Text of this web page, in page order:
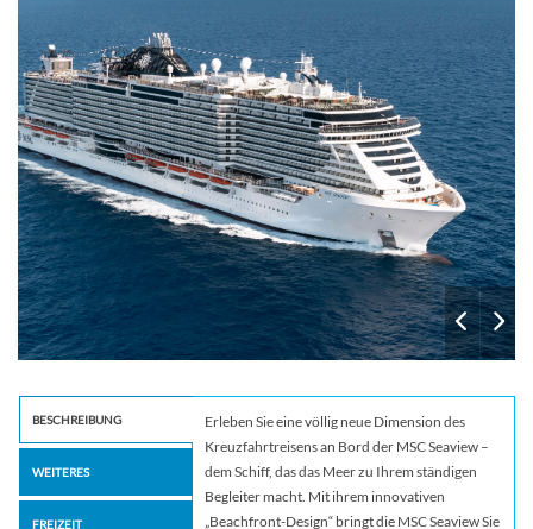
BESCHREIBUNG
WEITERES
FREIZEIT
Erleben Sie eine völlig neue Dimension des
Kreuzfahrtreisens an Bord der MSC Seaview –
dem Schiff, das das Meer zu Ihrem ständigen
Begleiter macht. Mit ihrem innovativen
„Beachfront-Design“ bringt die MSC Seaview Sie